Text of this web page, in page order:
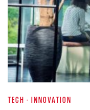
TECH - INNOVATION